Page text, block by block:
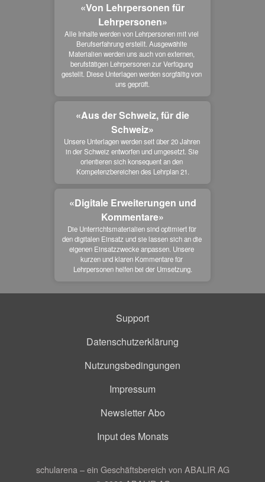
«Von Lehrpersonen für
Lehrpersonen»
Alle Inhalte werden von Lehrpersonen mit viel
Berufserfahrung erstellt. Ausgewählte
Materialien werden uns auch von externen,
berufstätigen Lehrpersonen zur Verfügung
gestellt. Diese Unterlagen werden sorgfältig von
uns geprüft.
«Aus der Schweiz, für die
Schweiz»
Unsere Unterlagen werden seit über 20 Jahren
in der Schweiz entworfen und umgesetzt. Sie
orientieren sich konsequent an den
Kompetenzbereichen des Lehrplan 21.
«Digitale Erweiterungen und
Kommentare»
Die Unterrichtsmaterialien sind optimiert für
den digitalen Einsatz und sie lassen sich an die
eigenen Einsatzzwecke anpassen. Unsere
kurzen und klaren Kommentare für
Lehrpersonen helfen bei der Umsetzung.
Support
Datenschutzerklärung
Nutzungsbedingungen
Impressum
Newsletter Abo
Input des Monats
schularena – ein Geschäftsbereich von ABALIR AG